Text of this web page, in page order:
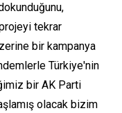
tekrar
bir kampanya
Türkiye'nin
bir AK Parti
olacak bizim